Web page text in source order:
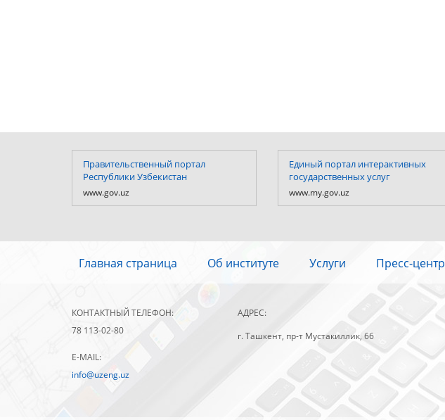
Правительственный портал
Республики Узбекистан
www.gov.uz
Единый портал интерактивных
государственных услуг
www.my.gov.uz
Главная страница Об институте Услуги Пресс-центр
КОНТАКТНЫЙ ТЕЛЕФОН:
78 113-02-80
АДРЕС:
г. Ташкент, пр-т Мустакиллик, 66
E-MAIL:
info@uzeng.uz